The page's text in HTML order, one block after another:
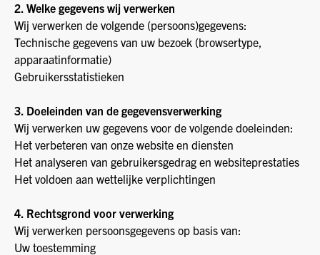
2. Welke gegevens wij verwerken
Wij verwerken de volgende (persoons)gegevens:
Technische gegevens van uw bezoek (browsertype,
apparaatinformatie)
Gebruikersstatistieken
3. Doeleinden van de gegevensverwerking
Wij verwerken uw gegevens voor de volgende doeleinden:
Het verbeteren van onze website en diensten
Het analyseren van gebruikersgedrag en websiteprestaties
Het voldoen aan wettelijke verplichtingen
4. Rechtsgrond voor verwerking
Wij verwerken persoonsgegevens op basis van:
Uw toestemming